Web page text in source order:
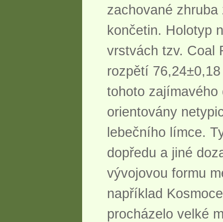
zachované
končetin. Holotyp
vrstvách tzv. Coal
rozpětí
tohoto zajímavého
orientovány
lebečního límce.
dopředu a jiné
vývojovou formu
například
procházelo velké